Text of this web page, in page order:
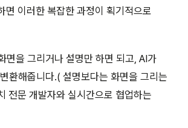
면 이러한 복잡한 과정이 획기적으로
면을 그리거나 설명만 하면 되고, AI가
환해줍니다.( 설명보다는 화면을 그리는
전문 개발자와 실시간으로 협업하는